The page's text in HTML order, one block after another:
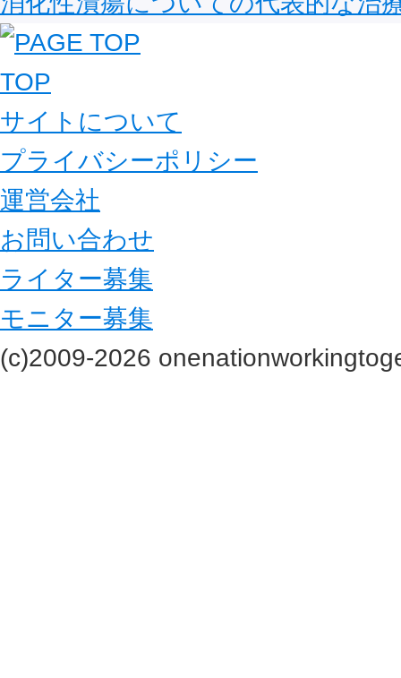
TOP
サイトについて
プライバシーポリシー
運営会社
お問い合わせ
ライター募集
モニター募集
(c)2009-2026